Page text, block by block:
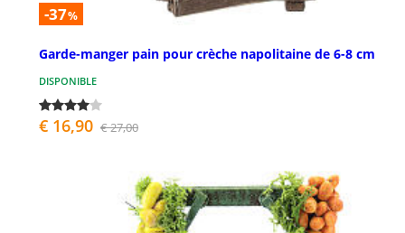
-37%
Garde-manger pain pour crèche napolitaine de 6-8 cm
DISPONIBLE
€ 16,90 € 27,00